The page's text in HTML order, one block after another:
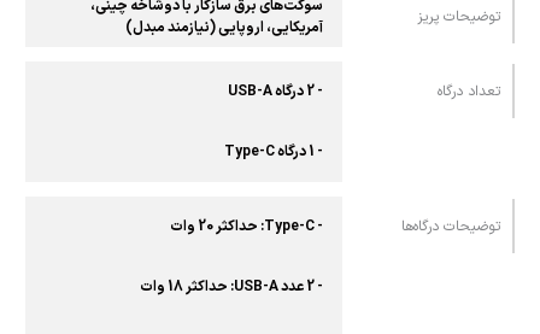
توضیحات پریز
سوکت‌های برق سازگار با دوشاخه چینی،
آمریکایی، اروپایی (نیازمند مبدل)
تعداد درگاه - 2 درگاه USB-A
- 1 درگاه Type-C
توضیحات درگاه‌ها - Type-C: حداکثر 20 وات
- 2 عدد USB-A: حداکثر 18 وات